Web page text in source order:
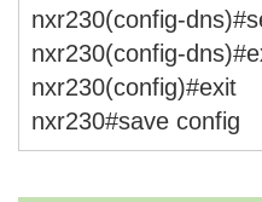
nxr230(config-
nxr230(config-
nxr230(config)#exit
nxr230#save config